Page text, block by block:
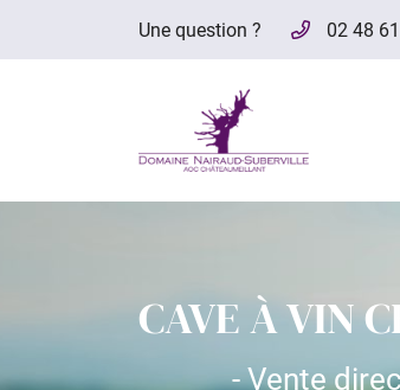
Une question ? 02 48
Cave Bituriges Route de Culan
CAVE À VIN
- Vente